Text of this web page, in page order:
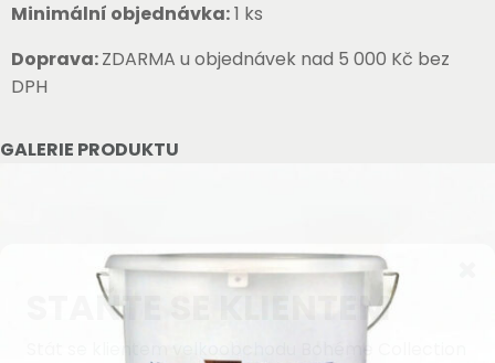
GALERIE PRODUKTU
Minimální objednávka:1 ks
Doprava:ZDARMA u objednávek nad 5 000 Kč bez
DPH
STAŇTE SE KLIENTEM